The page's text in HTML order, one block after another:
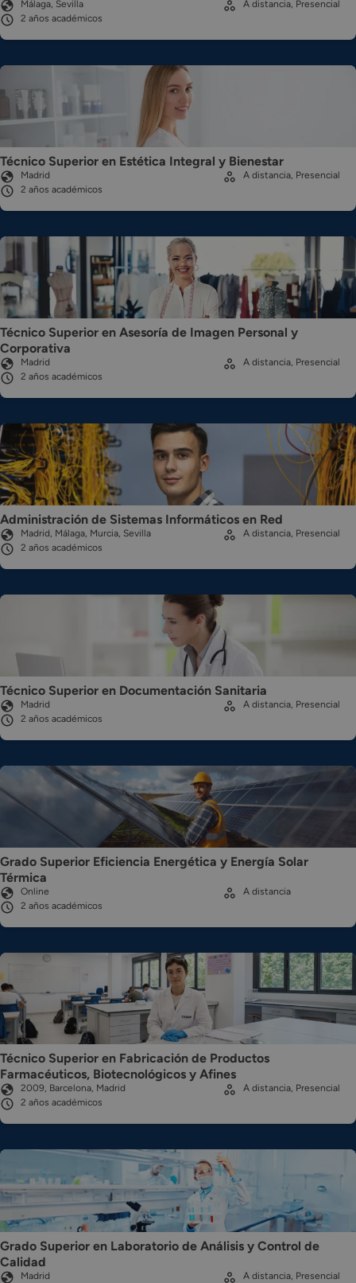
Málaga, Sevilla
2 años académicos
A distancia, Presencial
Técnico Superior en Estética Integral y Bienestar
Madrid
2 años académicos
A distancia, Presencial
Técnico Superior en Asesoría de Imagen Personal y
Corporativa
Madrid
2 años académicos
A distancia, Presencial
Administración de Sistemas Informáticos en Red
Madrid, Málaga, Murcia, Sevilla
2 años académicos
A distancia, Presencial
Técnico Superior en Documentación Sanitaria
Madrid
2 años académicos
A distancia, Presencial
Grado Superior Eficiencia Energética y Energía Solar
Térmica
Online
2 años académicos
A distancia
Técnico Superior en Fabricación de Productos
Farmacéuticos, Biotecnológicos y Afines
2009, Barcelona, Madrid
2 años académicos
A distancia, Presencial
Grado Superior en Laboratorio de Análisis y Control de
Calidad
Madrid
A distancia, Presencial